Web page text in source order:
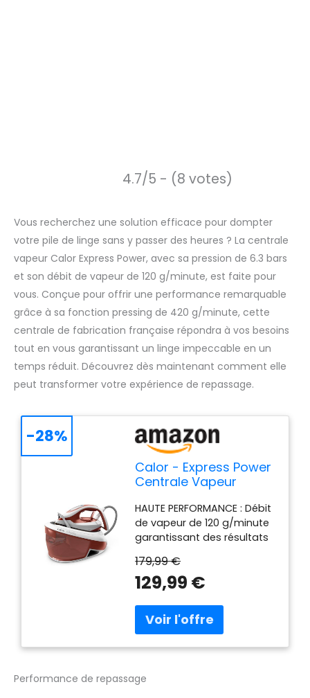
4.7/5 - (8 votes)
Vous recherchez une solution efficace pour dompter
votre pile de linge sans y passer des heures ? La centrale
vapeur Calor Express Power, avec sa pression de 6.3 bars
et son débit de vapeur de 120 g/minute, est faite pour
vous. Conçue pour offrir une performance remarquable
grâce à sa fonction pressing de 420 g/minute, cette
centrale de fabrication française répondra à vos besoins
tout en vous garantissant un linge impeccable en un
temps réduit. Découvrez dès maintenant comment elle
peut transformer votre expérience de repassage.
Calor - Express Power
Centrale Vapeur
- Marron
HAUTE PERFORMANCE : Débit
de vapeur de 120 g/minute
garantissant des résultats
pressing de 420 g/minute
pour venir à bout des plis
les plus tenaces ENTRETIEN
FACILE ET PERFORMANCES
DURABLES : Le collecteur de
calcaire amovible permet
de garder votre appareil en
performances de vapeur
179,99 €
129,99 €
-28%
Performance de repassage